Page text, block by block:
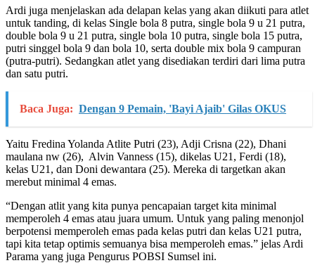
Ardi juga menjelaskan ada delapan kelas yang akan diikuti para atlet
untuk tanding, di kelas Single bola 8 putra, single bola 9 u 21 putra,
double bola 9 u 21 putra, single bola 10 putra, single bola 15 putra,
putri singgel bola 9 dan bola 10, serta double mix bola 9 campuran
(putra-putri). Sedangkan atlet yang disediakan terdiri dari lima putra
dan satu putri.
Baca Juga: Dengan 9 Pemain, 'Bayi Ajaib' Gilas OKUS
Yaitu Fredina Yolanda Atlite Putri (23), Adji Crisna (22), Dhani
maulana nw (26), Alvin Vanness (15), dikelas U21, Ferdi (18),
kelas U21, dan Doni dewantara (25). Mereka di targetkan akan
merebut minimal 4 emas.
“Dengan atlit yang kita punya pencapaian target kita minimal
memperoleh 4 emas atau juara umum. Untuk yang paling menonjol
berpotensi memperoleh emas pada kelas putri dan kelas U21 putra,
tapi kita tetap optimis semuanya bisa memperoleh emas.” jelas Ardi
Parama yang juga Pengurus POBSI Sumsel ini.